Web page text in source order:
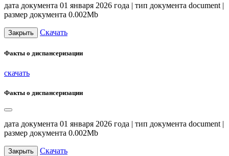
дата документа 01 января 2026 года | тип документа document |
размер документа 0.002Mb
Закрыть Скачать
Факты о диспансеризации
скачать
Факты о диспансеризации
дата документа 01 января 2026 года | тип документа document |
размер документа 0.002Mb
Закрыть Скачать